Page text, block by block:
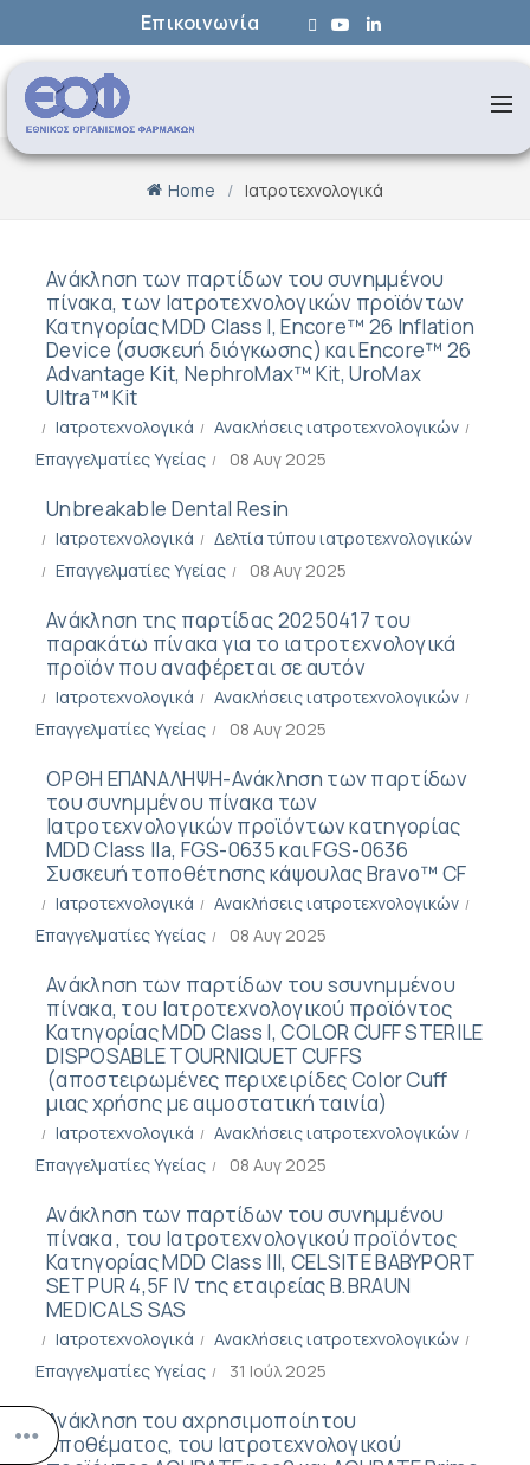
Επικοινωνία
Home Ιατροτεχνολογικά
Ανάκληση των παρτίδων του συνημμένου
πίνακα, των Ιατροτεχνολογικών προϊόντων
Κατηγορίας MDD Class I, Encore™ 26 Inflation
Device (συσκευή διόγκωσης) και Encore™ 26
Advantage Kit, NephroMax™ Kit, UroMax
Ultra™ Kit
Ιατροτεχνολογικά
Ανακλήσεις ιατροτεχνολογικών
Επαγγελματίες Υγείας
08 Αυγ 2025
Unbreakable Dental Resin
Ιατροτεχνολογικά
Δελτία τύπου ιατροτεχνολογικών
Επαγγελματίες Υγείας
08 Αυγ 2025
Ανάκληση της παρτίδας 20250417 του
παρακάτω πίνακα για το ιατροτεχνολογικά
προϊόν που αναφέρεται σε αυτόν
Ιατροτεχνολογικά
Ανακλήσεις ιατροτεχνολογικών
Επαγγελματίες Υγείας
08 Αυγ 2025
ΟΡΘΗ ΕΠΑΝΑΛΗΨΗ-Ανάκληση των παρτίδων
του συνημμένου πίνακα των
Ιατροτεχνολογικών προϊόντων κατηγορίας
MDD Class IIa, FGS-0635 και FGS-0636
Συσκευή τοποθέτησης κάψουλας Bravo™ CF
Ιατροτεχνολογικά
Ανακλήσεις ιατροτεχνολογικών
Επαγγελματίες Υγείας
08 Αυγ 2025
Ανάκληση των παρτίδων του sσυνημμένου
πίνακα, του Ιατροτεχνολογικού προϊόντος
Κατηγορίας MDD Class I, COLOR CUFF STERILE
DISPOSABLE TOURNIQUET CUFFS
(αποστειρωμένες περιχειρίδες Color Cuff
μιας χρήσης με αιμοστατική ταινία)
Ιατροτεχνολογικά
Ανακλήσεις ιατροτεχνολογικών
Επαγγελματίες Υγείας
08 Αυγ 2025
Ανάκληση των παρτίδων του συνημμένου
πίνακα , του Ιατροτεχνολογικού προϊόντος
Κατηγορίας MDD Class III, CELSITE BABYPORT
SET PUR 4,5F IV της εταιρείας B.BRAUN
MEDICALS SAS
Ιατροτεχνολογικά
Ανακλήσεις ιατροτεχνολογικών
Επαγγελματίες Υγείας
31 Ιούλ 2025
Ανάκληση του αχρησιμοποίητου
αποθέματος, του Ιατροτεχνολογικού